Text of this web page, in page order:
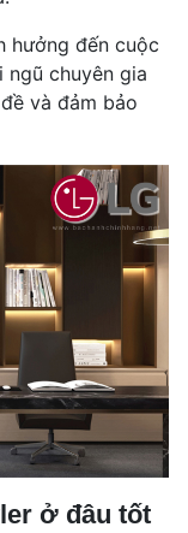
hưởng đến cuộc
ngũ chuyên gia
và đảm bảo
ở đâu tốt